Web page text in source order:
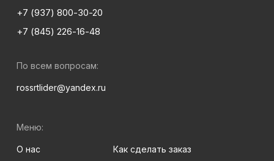
+7 (937) 800-30-20
+7 (845) 226-16-48
По всем вопросам:
rossrtlider@yandex.ru
Меню:
О нас
Как сделать заказ